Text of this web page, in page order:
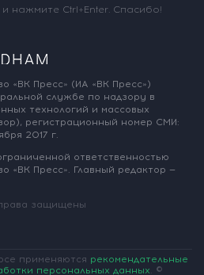
нажмите Ctrl+Enter. Спасибо!
«ВК Пресс» (ИА «ВК Пресс»)
службе по надзору в
технологий и массовых
регистрационный номер СМИ:
2017 г.
ответственностью
«ВК Пресс». Главный редактор —
защищены
применяются рекомендательные
персональных данных. ©